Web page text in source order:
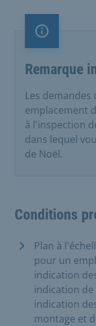
Remarque
Remarque
Les
emplacement
à l'inspection
dans lequel
de Noël.
Conditions
Plan à
pour un
indication
indication
indication
montage et